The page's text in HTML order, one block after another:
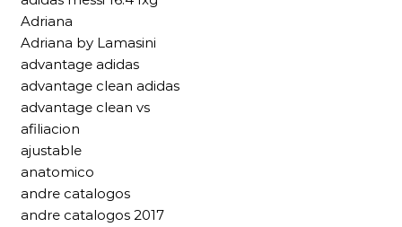
Adriana
Adriana by Lamasini
advantage adidas
advantage clean adidas
advantage clean vs
afiliacion
ajustable
anatomico
andre catalogos
andre catalogos 2017